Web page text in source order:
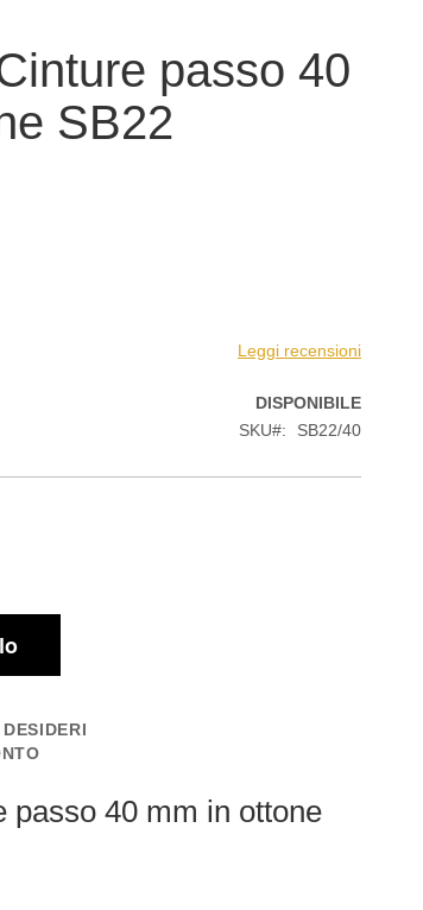
passo 40
SB22
Leggi recensioni
DISPONIBILE
SKU
SB22/40
passo 40 mm in ottone